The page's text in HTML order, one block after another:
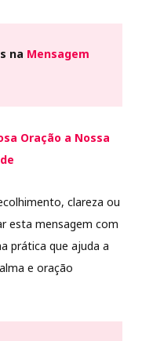
na Mensagem
Oração a Nossa
clareza ou
esta mensagem com
prática que ajuda a
e oração